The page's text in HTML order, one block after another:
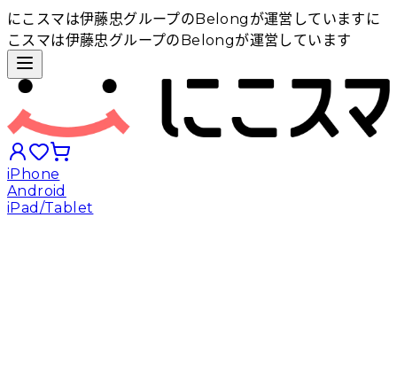
にこスマは伊藤忠グループのBelongが運営しています に
こスマは伊藤忠グループのBelongが運営しています
iPhone
Android
iPad/Tablet